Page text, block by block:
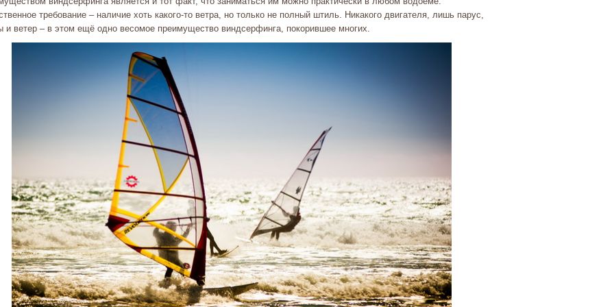
требование – наличие хоть какого-то ветра, но только не полный штиль. Никакого двигателя, лишь парус,
и ветер – в этом ещё одно весомое преимущество виндсерфинга, покорившее многих.